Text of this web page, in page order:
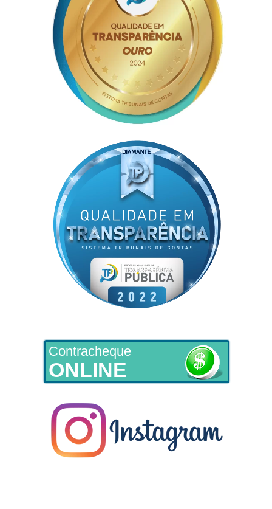
Contracheque
ONLINE